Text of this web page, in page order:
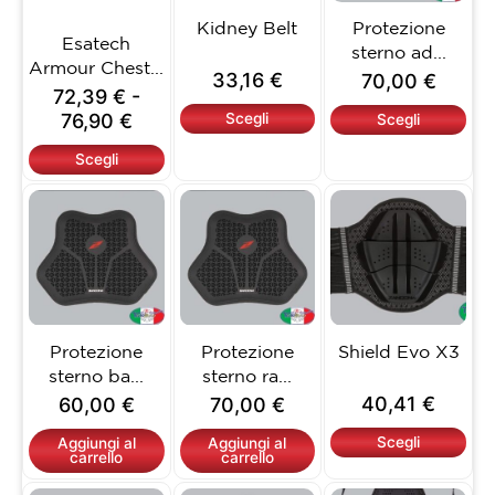
Esatech
Armour Chest...
72,39 € -
76,90 €
76,90 €
Scegli
possono
essere
scelte
nella
del
prodotto
Kidney Belt
33,16 €
Scegli
opzioni
possono
scelte
nella
prodotto
Protezione
sterno ad...
70,00 €
Scegli
opzioni
possono
scelte
nella
pagina
prodotto
Protezione
sterno ba...
60,00 €
Aggiungi al
carrello
Protezione
sterno ra...
70,00 €
Aggiungi al
carrello
Shield Evo X3
40,41€
Scegli
Questo
prodotto
ha
più
varianti.
Le
scelte
nella
pagina
del